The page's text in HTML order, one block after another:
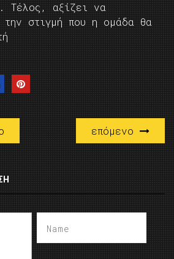
Τέλος, αξίζει να
την στιγμή που η ομάδα θα
επόμενο